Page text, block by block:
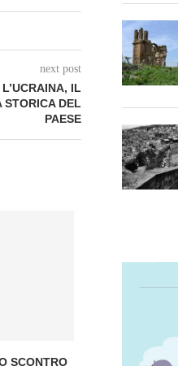
next post
IL
STORICA DEL
PAESE
SCONTRO
ISRAELE